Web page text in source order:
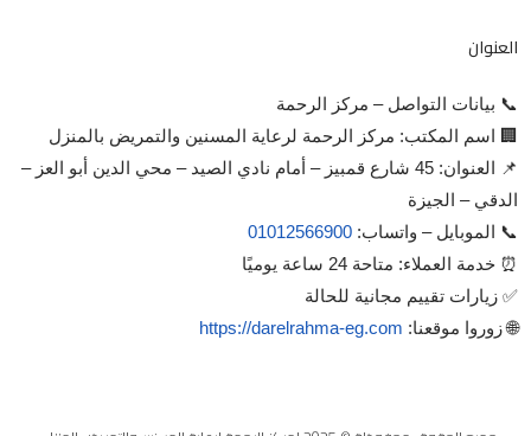
العنوان
📞 بيانات التواصل – مركز الرحمة
🏢 اسم المكتب: مركز الرحمة لرعاية المسنين والتمريض بالمنزل
📌 العنوان: 45 شارع قمبيز – أمام نادي الصيد – محي الدين أبو العز –
الدقي – الجيزة
📞 الموبايل – واتساب:01012566900
⏰ خدمة العملاء: متاحة 24 ساعة يوميًا
✅ زيارات تقييم مجانية للحالة
🌐 زوروا موقعنا: https://darelrahma-eg.com